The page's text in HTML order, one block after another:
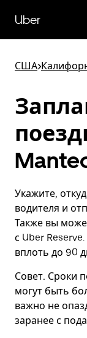
перейти
к
Uber
США>
Укажите,
водителя и
Также вы
с Uber
вплоть до 90
Совет. Сроки
могут быть
важно не
заранее с